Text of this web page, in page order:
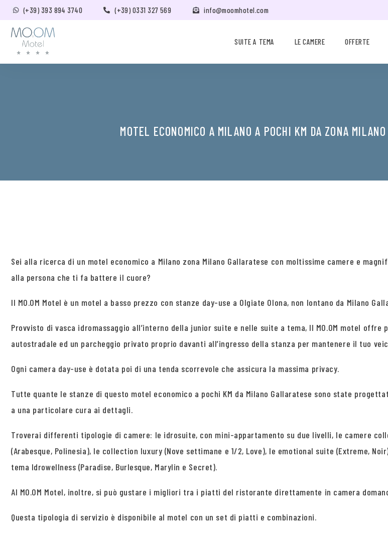
(+39) 393 894 3740 (+39) 0331 327 569 info@moomhotel.com
SUITE A TEMA LE CAMERE OFFERTE
MOTEL ECONOMICO A MILANO A POCHI KM DA ZONA
Sei alla ricerca di un motel economico a Milano zona Milano Gallaratese con moltissime camere e
alla persona che ti fa battere il cuore?
Il MO.OM Motel è un motel a basso prezzo con stanze day-use a Olgiate Olona, non lontano da Milano
Provvisto di vasca idromassaggio all’interno della junior suite e nelle suite a tema, Il MO.OM motel
autostradale ed un parcheggio privato proprio davanti all’ingresso della stanza per mantenere il tuo
Ogni camera day-use è dotata poi di una tenda scorrevole che assicura la massima privacy.
Tutte quante le stanze di questo motel economico a pochi KM da Milano Gallaratese sono state
a una particolare cura ai dettagli.
Troverai differenti tipologie di camere: le idrosuite, con mini-appartamento su due livelli, le camere
(Arabesque, Polinesia), le collection luxury (Nove settimane e 1/2, Love), le emotional suite (Extreme,
tema Idrowellness (Paradise, Burlesque, Marylin e Secret).
Al MO.OM Motel, inoltre, si può gustare i migliori tra i piatti del ristorante direttamente in camera
Questa tipologia di servizio è disponibile al motel con un set di piatti e combinazioni.